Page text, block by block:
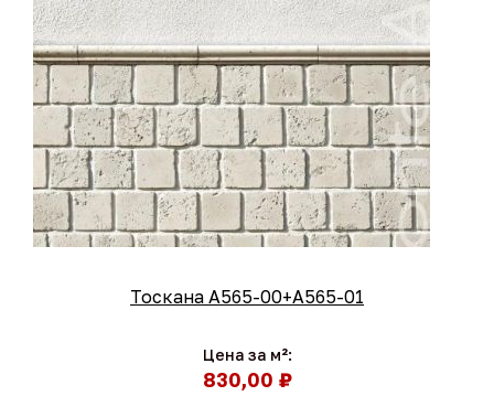
Тоскана A565-00+A565-01
Цена за м²:
830,00 ₽